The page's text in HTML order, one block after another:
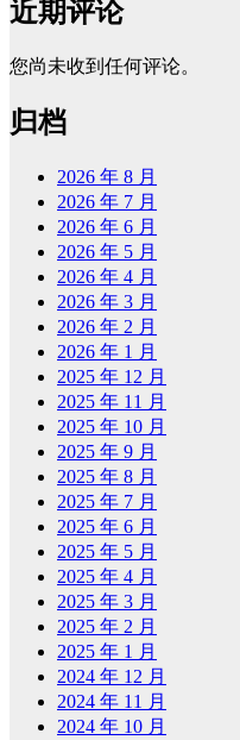
近期评论
您尚未收到任何评论。
归档
2026 年 8 月
2026 年 7 月
2026 年 6 月
2026 年 5 月
2026 年 4 月
2026 年 3 月
2026 年 2 月
2026 年 1 月
2025 年 12 月
2025 年 11 月
2025 年 10 月
2025 年 9 月
2025 年 8 月
2025 年 7 月
2025 年 6 月
2025 年 5 月
2025 年 4 月
2025 年 3 月
2025 年 2 月
2025 年 1 月
2024 年 12 月
2024 年 11 月
2024 年 10 月